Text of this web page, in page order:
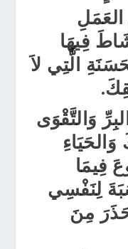
فِيهَا
الَّتِي لاَ
وَالتَّقْوَى
فِيمَا
لِنَفْسِي
مِنَ